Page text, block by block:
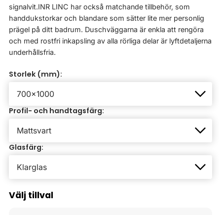
signalvit.INR LINC har också matchande tillbehör, som
handdukstorkar och blandare som sätter lite mer personlig
prägel på ditt badrum. Duschväggarna är enkla att rengöra
och med rostfri inkapsling av alla rörliga delar är lyftdetaljerna
underhållsfria.
Storlek (mm):
Profil- och handtagsfärg:
Glasfärg:
Välj tillval